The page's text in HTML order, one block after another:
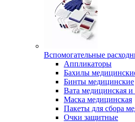
Вспомогательные
Аппликаторы
Бахилы
Бинты медицинские
Вата медицинская
Маска медицинская
Пакеты для сбора
Очки защитные